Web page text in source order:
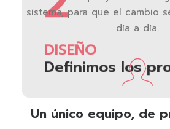
DISEÑO
Definimos los
sistema, para que el cambio
día a día.
Un único equipo, de